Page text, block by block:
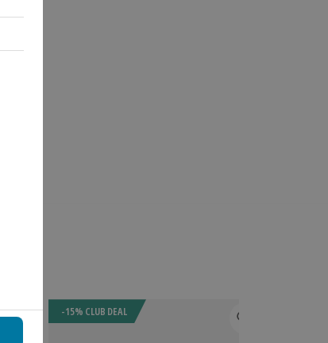
-15% CLUB DEAL